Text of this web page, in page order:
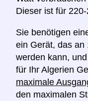
Dieser ist für
Sie benötigen
ein Gerät, das an
werden kann,
für Ihr Algerien
maximale
den maximalen